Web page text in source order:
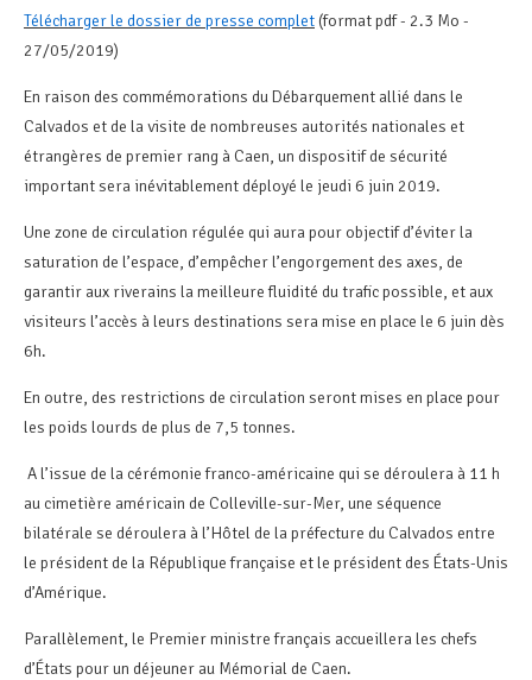
Télécharger le dossier de presse complet (format pdf - 2.3 Mo -
27/05/2019)
En raison des commémorations du Débarquement allié dans le
Calvados et de la visite de nombreuses autorités nationales et
étrangères de premier rang à Caen, un dispositif de sécurité
important sera inévitablement déployé le jeudi 6 juin 2019.
Une zone de circulation régulée qui aura pour objectif d’éviter la
saturation de l’espace, d’empêcher l’engorgement des axes, de
garantir aux riverains la meilleure fluidité du trafic possible, et aux
visiteurs l’accès à leurs destinations sera mise en place le 6 juin dès
6h.
En outre, des restrictions de circulation seront mises en place pour
les poids lourds de plus de 7,5 tonnes.
A l’issue de la cérémonie franco-américaine qui se déroulera à 11 h
au cimetière américain de Colleville-sur-Mer, une séquence
bilatérale se déroulera à l’Hôtel de la préfecture du Calvados entre
le président de la République française et le président des États-Unis
d’Amérique.
Parallèlement, le Premier ministre français accueillera les chefs
d’États pour un déjeuner au Mémorial de Caen.